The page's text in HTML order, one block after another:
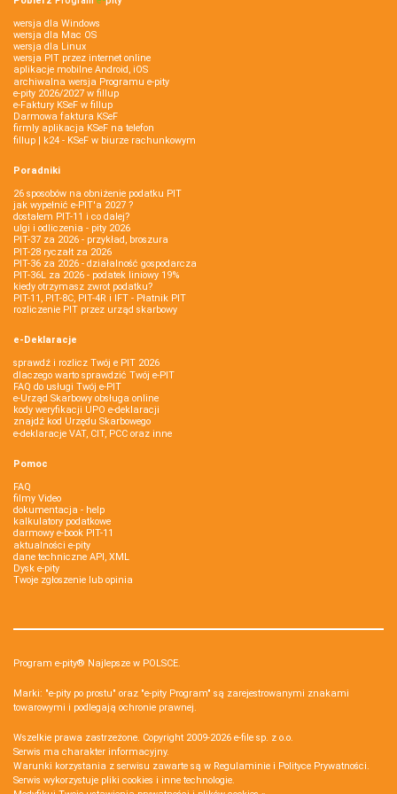
wersja dla Windows
wersja dla Mac OS
wersja dla Linux
wersja PIT przez internet online
aplikacje mobilne Android, iOS
archiwalna wersja Programu e-pity
e-pity 2026/2027 w fillup
e‑Faktury KSeF w fillup
Darmowa faktura KSeF
firmly aplikacja KSeF na telefon
fillup | k24 - KSeF w biurze rachunkowym
Poradniki
26 sposobów na obniżenie podatku PIT
jak wypełnić e-PIT'a 2027 ?
dostałem PIT-11 i co dalej?
ulgi i odliczenia - pity 2026
PIT-37 za 2026 - przykład, broszura
PIT-28 ryczałt za 2026
PIT-36 za 2026 - działalność gospodarcza
PIT-36L za 2026 - podatek liniowy 19%
kiedy otrzymasz zwrot podatku?
PIT-11, PIT-8C, PIT-4R i IFT - Płatnik PIT
rozliczenie PIT przez urząd skarbowy
e-Deklaracje
sprawdź i rozlicz Twój e PIT 2026
dlaczego warto sprawdzić Twój e-PIT
FAQ do usługi Twój e-PIT
e-Urząd Skarbowy obsługa online
kody weryfikacji UPO e-deklaracji
znajdź kod Urzędu Skarbowego
e-deklaracje VAT, CIT, PCC oraz inne
Pomoc
FAQ
filmy Video
dokumentacja - help
kalkulatory podatkowe
darmowy e-book PIT-11
aktualności e-pity
dane techniczne API, XML
Dysk e-pity
Twoje zgłoszenie lub opinia
Program e-pity® Najlepsze w POLSCE.
Marki: "e-pity po prostu" oraz "e-pity Program" są zarejestrowanymi znakami
towarowymi i podlegają ochronie prawnej.
Wszelkie prawa zastrzeżone. Copyright 2009-2026 e-file sp. z o.o.
Serwis ma charakter informacyjny.
Warunki korzystania z serwisu zawarte są w Regulaminie i Polityce Prywatności.
Serwis wykorzystuje pliki cookies i inne technologie.